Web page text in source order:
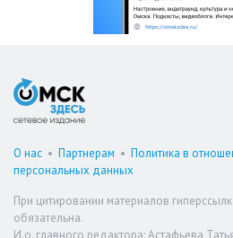
О нас • Партнерам • Политика в
персональных данных
При цитировании материалов
обязательна.